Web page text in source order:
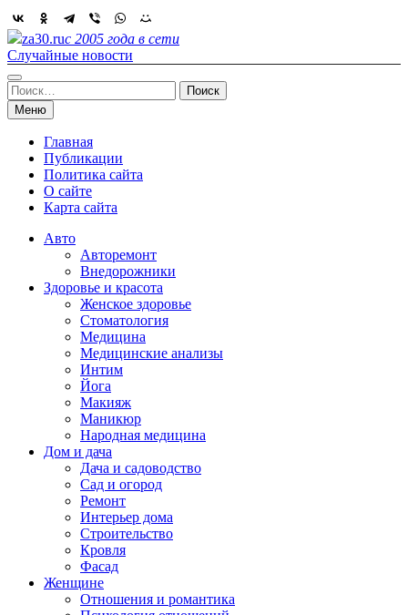
Skip
to
content
za30.ruс 2005 года в сети
Случайные новости
Найти:
Меню
Главная
Публикации
Политика сайта
О сайте
Карта сайта
Авто
Авторемонт
Внедорожники
Здоровье и красота
Женское здоровье
Стоматология
Медицина
Медицинские анализы
Интим
Йога
Макияж
Маникюр
Народная медицина
Дом и дача
Дача и садоводство
Сад и огород
Ремонт
Интерьер дома
Строительство
Кровля
Фасад
Женщине
Отношения и романтика